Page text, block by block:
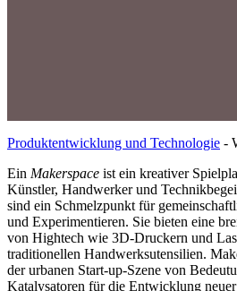
Produktentwicklung und Technologie -
Ein Makerspace ist ein kreativer
Künstler, Handwerker und
sind ein Schmelzpunkt für
und Experimentieren. Sie bieten eine
von Hightech wie 3D-Druckern und
traditionellen Handwerksutensilien.
der urbanen Start-up-Szene von
Katalysatoren für die Entwicklung